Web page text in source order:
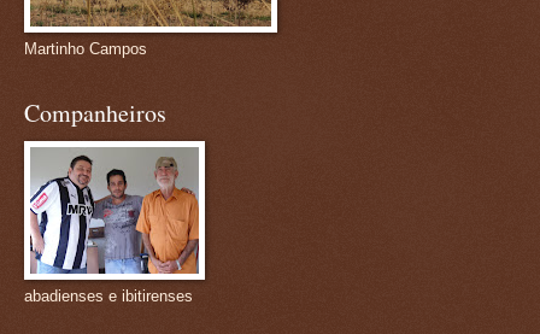
Martinho Campos
Companheiros
abadienses e ibitirenses